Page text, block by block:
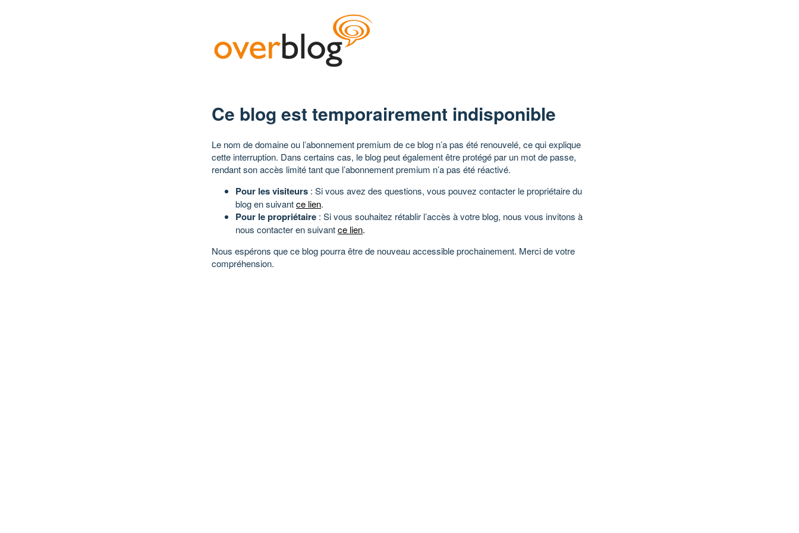
Ce blog est temporairement indisponible
Le nom de domaine ou l’abonnement premium de ce blog n’a pas été renouvelé, ce qui explique
cette interruption. Dans certains cas, le blog peut également être protégé par un mot de passe,
rendant son accès limité tant que l’abonnement premium n’a pas été réactivé.
Pour les visiteurs : Si vous avez des questions, vous pouvez contacter le propriétaire du
blog en suivantce lien.
Pour le propriétaire : Si vous souhaitez rétablir l’accès à votre blog, nous vous invitons à
nous contacter en suivantce lien.
Nous espérons que ce blog pourra être de nouveau accessible prochainement. Merci de votre
compréhension.